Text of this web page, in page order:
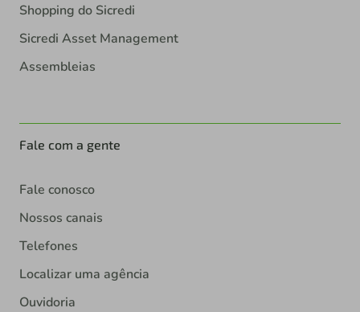
Shopping do Sicredi
Sicredi Asset Management
Assembleias
Fale com a gente
Fale conosco
Nossos canais
Telefones
Localizar uma agência
Ouvidoria